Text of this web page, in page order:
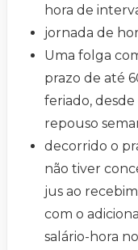
hora de
jornada de
Uma folga
prazo de até
feriado,
repouso
decorrido o
não tiver
jus ao
com o
salário-hora